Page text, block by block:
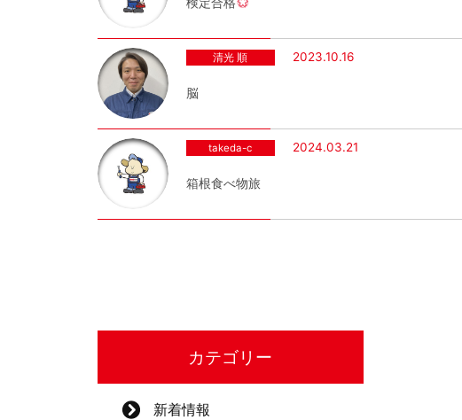
清光 順 2023.10.16
脳
takeda-c 2024.03.21
箱根食べ物旅
カテゴリー
新着情報